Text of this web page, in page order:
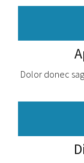
Dolor donec